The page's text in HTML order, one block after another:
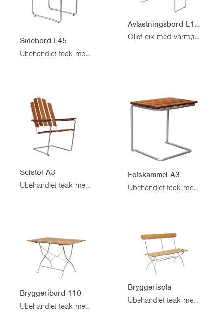
Sidebord L45
Ubehandlet teak med varmgalvanisert stativ
Avlastningsbord L105
Oljet eik med varmgalvanisert stativ
Solstol A3
Ubehandlet teak med varmgalvanisert stativ
Fotskammel A3
Ubehandlet teak med varmgalvanisert stativ
Bryggeribord 110
Ubehandlet teak med varmgalvanisert stativ
Bryggerisofa
Ubehandlet teak med varmgalvanisert stativ